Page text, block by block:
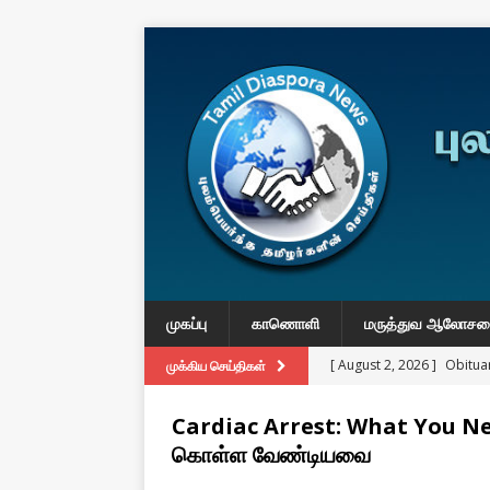
முகப்பு காணொளி மருத்துவ
முக்கிய செய்திகள் [ August 2, 2026 ]
[ August 2, 2026 ]
Cardiac Arrest: What You
கொள்ள வேண்டியவை